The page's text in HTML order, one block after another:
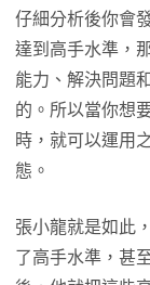
仔細分析後你會
達到高手水準，
能力、解決問題
的。所以當你想
時，就可以運用
態。
張小龍就是如此
了高手水準，甚